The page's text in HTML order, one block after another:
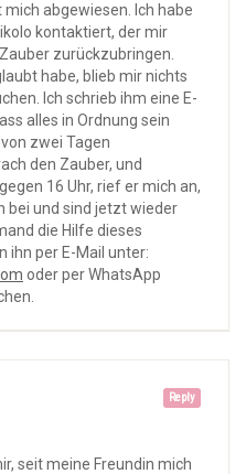
abgewiesen. Ich habe
kontaktiert, der mir
zurückzubringen.
habe, blieb mir nichts
Ich schrieb ihm eine E-
alles in Ordnung sein
zwei Tagen
den Zauber, und
16 Uhr, rief er mich an,
bei und sind jetzt wieder
die Hilfe dieses
ihn per E-Mail unter:
oder per WhatsApp
Reply
seit meine Freundin mich